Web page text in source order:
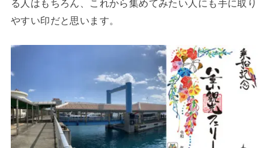
る人はもちろん、これから集めてみたい人にも手に取り
やすい印だと思います。